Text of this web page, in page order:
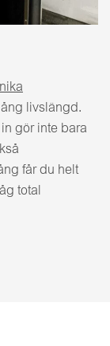
livslängd.
gör inte bara
får du helt
total